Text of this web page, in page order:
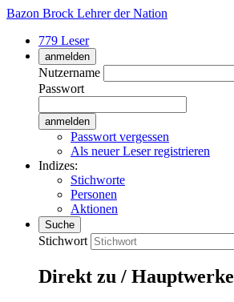
Bazon Brock Lehrer der Nation
779 Leser
anmelden
Nutzername
Passwort
Passwort vergessen
Als neuer Leser registrieren
Indizes:
Stichworte
Personen
Aktionen
Suche
Stichwort
Direkt zu / Hauptwerke